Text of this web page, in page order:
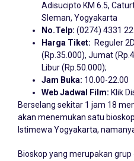
Adisucipto KM 6.5,
Sleman, Yogyakarta
No.Telp: (0274) 4331
Harga Tiket: Reguler
(Rp.35.000), Jumat
Libur (Rp.50.000);
Jam Buka: 10.00-22.00
Web Jadwal Film: Klik
Berselang sekitar 1 jam 18
akan menemukan satu
Istimewa Yogyakarta,
Bioskop yang merupakan